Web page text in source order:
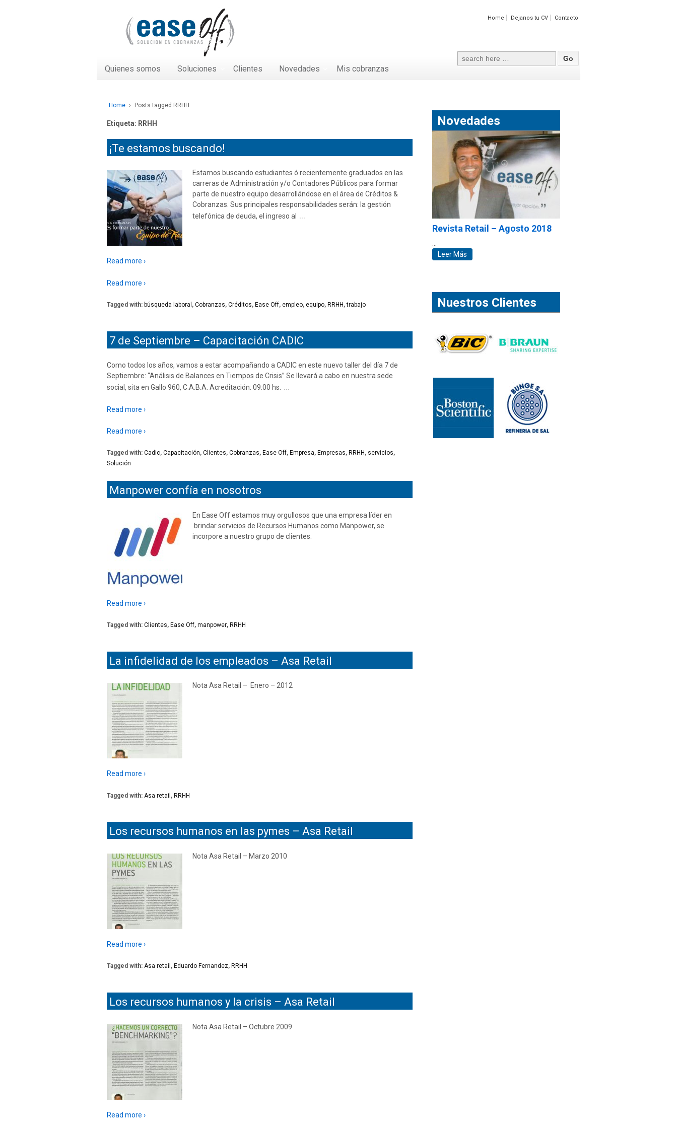
Home Dejanos tu CV Contacto
Search
for:
Quienes somos Soluciones Clientes Novedades Mis cobranzas
Home › Posts tagged RRHH
Etiqueta: RRHH
¡Te estamos buscando!
Estamos buscando estudiantes ó recientemente graduados en las
carreras de Administración y/o Contadores Públicos para formar
parte de nuestro equipo desarrollándose en el área de Créditos &
Cobranzas. Sus principales responsabilidades serán: la gestión
telefónica de deuda, el ingreso al …
Read more ›
Read more ›
Tagged with: búsqueda laboral , Cobranzas, Créditos, Ease Off, empleo, equipo, RRHH ,trabajo
7 de Septiembre – Capacitación CADIC
Como todos los años, vamos a estar acompañando a CADIC en este nuevo taller del día 7 de
Septiembre: “Análisis de Balances en Tiempos de Crisis” Se llevará a cabo en nuestra sede
social, sita en Gallo 960, C.A.B.A. Acreditación: 09:00 hs. …
Read more ›
Read more ›
Tagged with: Cadic, Capacitación, Clientes, Cobranzas, Ease Off, Empresa, Empresas, RRHH , servicios,
Solución
Manpower confía en nosotros
En Ease Off estamos muy orgullosos que una empresa líder en
brindar servicios de Recursos Humanos como Manpower, se
incorpore a nuestro grupo de clientes.
Read more ›
Tagged with: Clientes, Ease Off, manpower, RRHH
La infidelidad de los empleados – Asa Retail
Nota Asa Retail – Enero – 2012
Read more ›
Tagged with: Asa retail , RRHH
Los recursos humanos en las pymes – Asa Retail
Nota Asa Retail – Marzo 2010
Read more ›
Tagged with: Asa retail , Eduardo Fernandez, RRHH
Los recursos humanos y la crisis – Asa Retail
Nota Asa Retail – Octubre 2009
Read more ›
Novedades
Revista Retail – Agosto 2018
Leer Más
Nuestros Clientes